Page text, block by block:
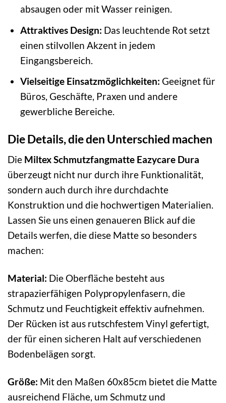
absaugen oder mit Wasser reinigen.
Attraktives Design: Das leuchtende Rot setzt
einen stilvollen Akzent in jedem
Eingangsbereich.
Vielseitige Einsatzmöglichkeiten: Geeignet für
Büros, Geschäfte, Praxen und andere
gewerbliche Bereiche.
Die Details, die den Unterschied machen
Die Miltex Schmutzfangmatte Eazycare Dura
überzeugt nicht nur durch ihre Funktionalität,
sondern auch durch ihre durchdachte
Konstruktion und die hochwertigen Materialien.
Lassen Sie uns einen genaueren Blick auf die
Details werfen, die diese Matte so besonders
machen:
Material: Die Oberfläche besteht aus
strapazierfähigen Polypropylenfasern, die
Schmutz und Feuchtigkeit effektiv aufnehmen.
Der Rücken ist aus rutschfestem Vinyl gefertigt,
der für einen sicheren Halt auf verschiedenen
Bodenbelägen sorgt.
Größe: Mit den Maßen 60x85cm bietet die Matte
ausreichend Fläche, um Schmutz und